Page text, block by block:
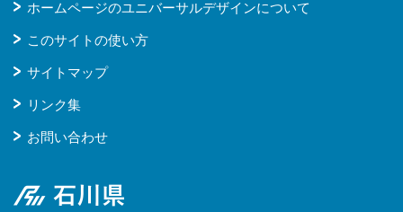
ホームページのユニバーサルデザインについて
このサイトの使い方
サイトマップ
リンク集
お問い合わせ
石川県